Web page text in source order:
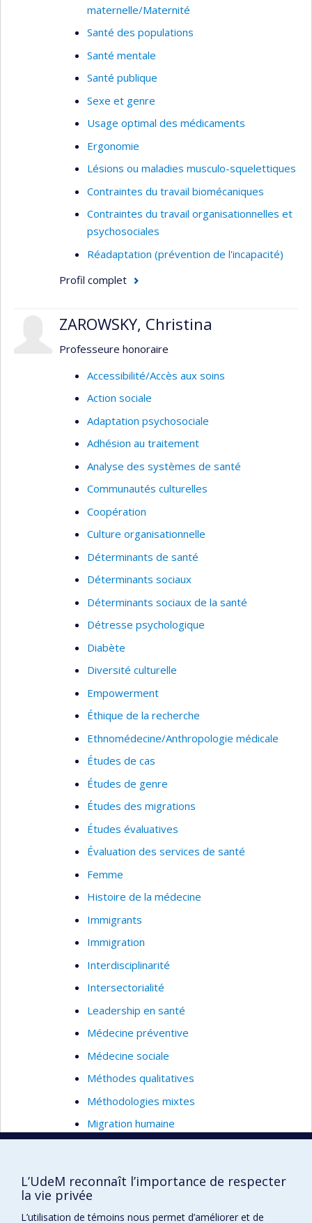
maternelle/Maternité
Santé des populations
Santé mentale
Santé publique
Sexe et genre
Usage optimal des médicaments
Ergonomie
Lésions ou maladies musculo-squelettiques
Contraintes du travail biomécaniques
Contraintes du travail organisationnelles et
psychosociales
Réadaptation (prévention de l'incapacité)
Profil complet
ZAROWSKY, Christina
Professeure honoraire
Accessibilité/Accès aux soins
Action sociale
Adaptation psychosociale
Adhésion au traitement
Analyse des systèmes de santé
Communautés culturelles
Coopération
Culture organisationnelle
Déterminants de santé
Déterminants sociaux
Déterminants sociaux de la santé
Détresse psychologique
Diabète
Diversité culturelle
Empowerment
Éthique de la recherche
Ethnomédecine/Anthropologie médicale
Études de cas
Études de genre
Études des migrations
Études évaluatives
Évaluation des services de santé
Femme
Histoire de la médecine
Immigrants
Immigration
Interdisciplinarité
Intersectorialité
Leadership en santé
Médecine préventive
Médecine sociale
Méthodes qualitatives
Méthodologies mixtes
Migration humaine
transition
L’UdeM reconnaît l’importance de respecter
la vie privée
L’utilisation de témoins nous permet d’améliorer et de